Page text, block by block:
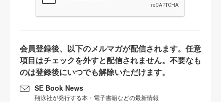
会員登録後、以下のメルマガが配信されます。任意
項目はチェックを外すと配信されません。不要なも
のは登録後にいつでも解除いただけます。
SE Book News
翔泳社が発行する本・電子書籍などの最新情報